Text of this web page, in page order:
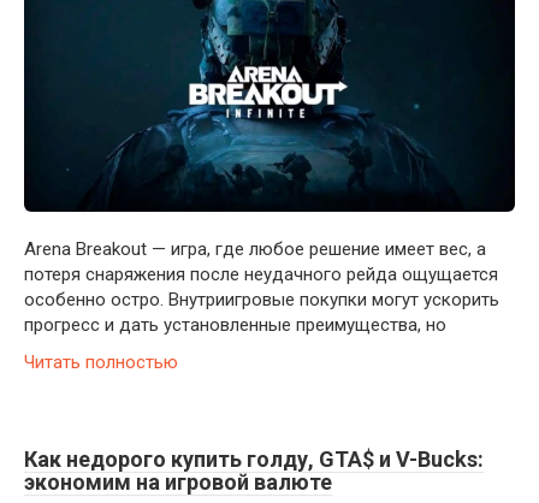
Arena Breakout — игра, где любое решение имеет вес, а
потеря снаряжения после неудачного рейда ощущается
особенно остро. Внутриигровые покупки могут ускорить
прогресс и дать установленные преимущества, но
Читать полностью
Как недорого купить голду, GTA$ и V-Bucks:
экономим на игровой валюте